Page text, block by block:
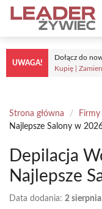
Przejdź
treści
UWAGA!
Dołącz do
Kupię |
Strona główna / Firmy
Najlepsze Salony w
Depilacja
Najlepsze
Data dodania: 2